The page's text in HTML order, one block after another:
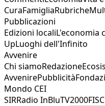
CuraFamigliaRubriche
Pubblicazioni
Edizioni localiL'economia
UpLuoghi dell'Infinito
Avvenire
Chi siamoRedazione
AvvenirePubblicità
Mondo CEI
SIRRadio InBluTV2000FISC